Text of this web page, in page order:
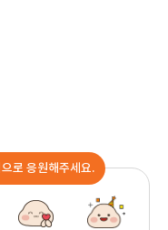
로 응원해주세요.